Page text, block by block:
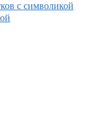
с символикой